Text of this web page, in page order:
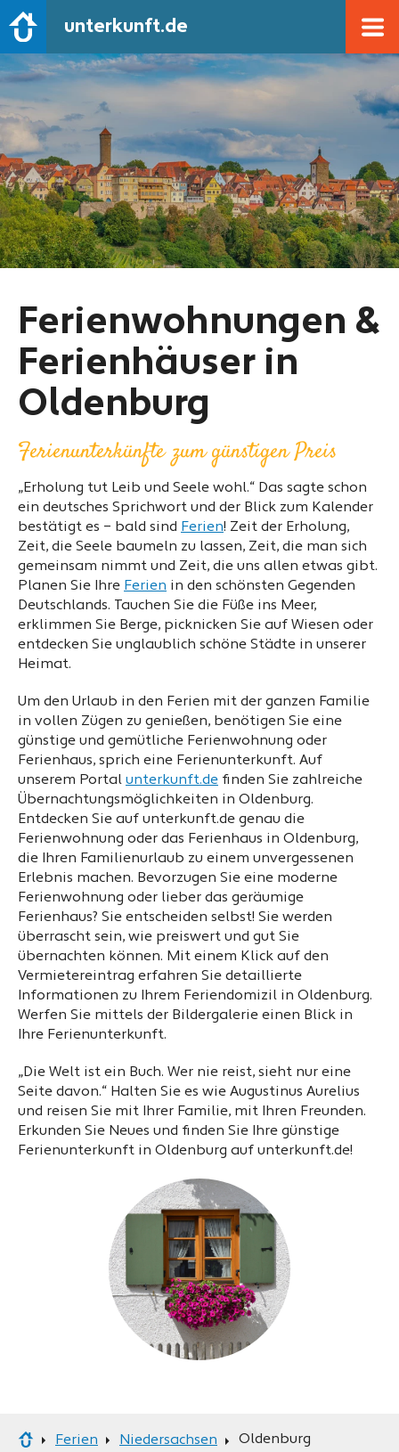
unterkunft.de
Ferienwohnungen &
Ferienhäuser in
Oldenburg
Ferienunterkünfte zum günstigen Preis
„Erholung tut Leib und Seele wohl.“ Das sagte schon
ein deutsches Sprichwort und der Blick zum Kalender
bestätigt es – bald sind Ferien! Zeit der Erholung,
Zeit, die Seele baumeln zu lassen, Zeit, die man sich
gemeinsam nimmt und Zeit, die uns allen etwas gibt.
Planen Sie Ihre Ferien in den schönsten Gegenden
Deutschlands. Tauchen Sie die Füße ins Meer,
erklimmen Sie Berge, picknicken Sie auf Wiesen oder
entdecken Sie unglaublich schöne Städte in unserer
Heimat.
Um den Urlaub in den Ferien mit der ganzen Familie
in vollen Zügen zu genießen, benötigen Sie eine
günstige und gemütliche Ferienwohnung oder
Ferienhaus, sprich eine Ferienunterkunft. Auf
unserem Portal unterkunft.de finden Sie zahlreiche
Übernachtungsmöglichkeiten in Oldenburg.
Entdecken Sie auf unterkunft.de genau die
Ferienwohnung oder das Ferienhaus in Oldenburg,
die Ihren Familienurlaub zu einem unvergessenen
Erlebnis machen. Bevorzugen Sie eine moderne
Ferienwohnung oder lieber das geräumige
Ferienhaus? Sie entscheiden selbst! Sie werden
überrascht sein, wie preiswert und gut Sie
übernachten können. Mit einem Klick auf den
Vermietereintrag erfahren Sie detaillierte
Informationen zu Ihrem Feriendomizil in Oldenburg.
Werfen Sie mittels der Bildergalerie einen Blick in
Ihre Ferienunterkunft.
„Die Welt ist ein Buch. Wer nie reist, sieht nur eine
Seite davon.“ Halten Sie es wie Augustinus Aurelius
und reisen Sie mit Ihrer Familie, mit Ihren Freunden.
Erkunden Sie Neues und finden Sie Ihre günstige
Ferienunterkunft in Oldenburg auf unterkunft.de!
Ferien Niedersachsen Oldenburg